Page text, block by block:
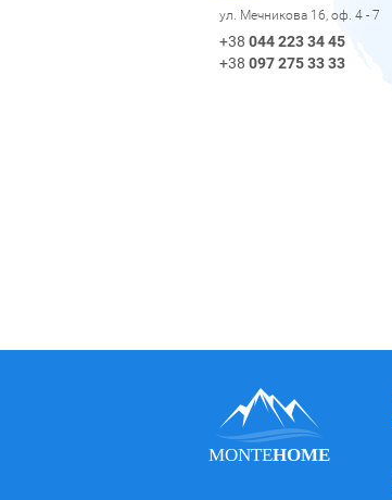
ул. Мечникова 16, оф. 4 - 7
+38 044 223 34 45
+38 097 275 33 33
MONTEHOME